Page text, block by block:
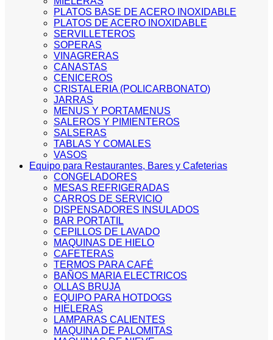
PLATOS BASE DE ACERO INOXIDABLE
PLATOS DE ACERO INOXIDABLE
SERVILLETEROS
SOPERAS
VINAGRERAS
CANASTAS
CENICEROS
CRISTALERIA (POLICARBONATO)
JARRAS
MENUS Y PORTAMENUS
SALEROS Y PIMIENTEROS
SALSERAS
TABLAS Y COMALES
VASOS
Equipo para Restaurantes, Bares y Cafeterias
CONGELADORES
MESAS REFRIGERADAS
CARROS DE SERVICIO
DISPENSADORES INSULADOS
BAR PORTATIL
CEPILLOS DE LAVADO
MAQUINAS DE HIELO
CAFETERAS
TERMOS PARA CAFÉ
BAÑOS MARIA ELECTRICOS
OLLAS BRUJA
EQUIPO PARA HOTDOGS
HIELERAS
LAMPARAS CALIENTES
MAQUINA DE PALOMITAS